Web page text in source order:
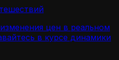
цен в реальном
в курсе динамики